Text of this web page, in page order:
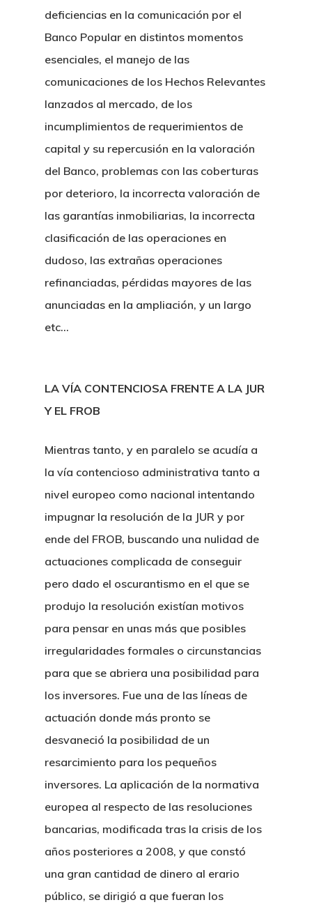
deficiencias en la comunicación por el
Banco Popular en distintos momentos
esenciales, el manejo de las
comunicaciones de los Hechos Relevantes
lanzados al mercado, de los
incumplimientos de requerimientos de
capital y su repercusión en la valoración
del Banco, problemas con las coberturas
por deterioro, la incorrecta valoración de
las garantías inmobiliarias, la incorrecta
clasificación de las operaciones en
dudoso, las extrañas operaciones
refinanciadas, pérdidas mayores de las
anunciadas en la ampliación, y un largo
etc…
LA VÍA CONTENCIOSA FRENTE A LA JUR
Y EL FROB
Mientras tanto, y en paralelo se acudía a
la vía contencioso administrativa tanto a
nivel europeo como nacional intentando
impugnar la resolución de la JUR y por
ende del FROB, buscando una nulidad de
actuaciones complicada de conseguir
pero dado el oscurantismo en el que se
produjo la resolución existían motivos
para pensar en unas más que posibles
irregularidades formales o circunstancias
para que se abriera una posibilidad para
los inversores. Fue una de las líneas de
actuación donde más pronto se
desvaneció la posibilidad de un
resarcimiento para los pequeños
inversores. La aplicación de la normativa
europea al respecto de las resoluciones
bancarias, modificada tras la crisis de los
años posteriores a 2008, y que constó
una gran cantidad de dinero al erario
público, se dirigió a que fueran los
Inicio
Noticias
Sentencias
Revista